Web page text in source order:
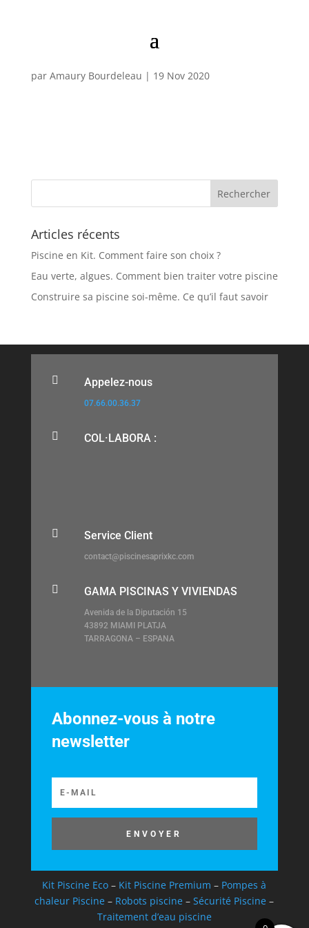
SPA PYTHON
par Amaury Bourdeleau | 19 Nov 2020
Articles récents
Piscine en Kit. Comment faire son choix ?
Eau verte, algues. Comment bien traiter votre piscine
Construire sa piscine soi-même. Ce qu’il faut savoir
 Appelez-nous
07.66.00.36.37
 COL·LABORA :
 Service Client
contact@piscinesaprixkc.com
 GAMA PISCINAS Y VIVIENDAS
Avenida de la Diputación 15
43892 MIAMI PLATJA
TARRAGONA – ESPANA
Abonnez-vous à notre
newsletter
ENVOYER
Kit Piscine Eco – Kit Piscine Premium – Pompes à
chaleur Piscine – Robots piscine –Sécurité Piscine –
Traitement d’eau piscine